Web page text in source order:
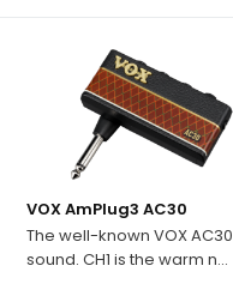
VOX AmPlug3 AC30
The well-known VOX AC30
sound. CH1 is the warm n...